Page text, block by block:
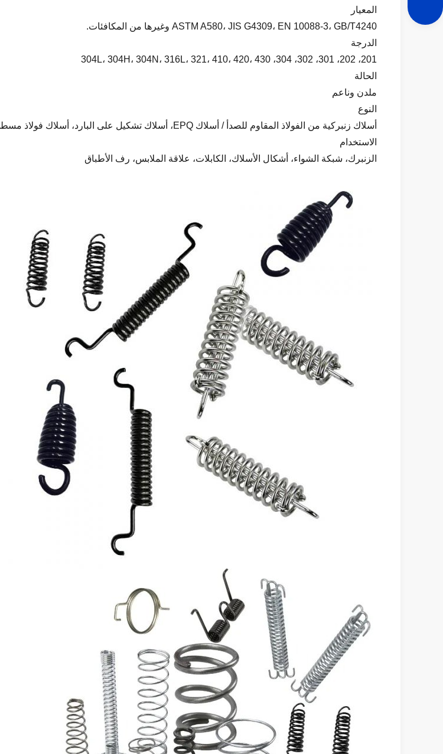
المعيار
ASTM A580، JIS G4309، EN 10088-3، GB/T4240 وغيرها من المكافئات.
الدرجة
201، 202، 301، 302، 304، 304L، 304H، 304N، 316L، 321، 410، 420، 430
الحالة
ملدن وناعم
النوع
أسلاك زنبركية من الفولاذ المقاوم للصدأ / أسلاك EPQ، أسلاك تشكيل على البارد، أسلاك فولاذ مسطحة من الفولاذ المقاوم للصدأ
الاستخدام
الزنبرك، شبكة الشواء، أشكال الأسلاك، الكابلات، علاقة الملابس، رف الأطباق